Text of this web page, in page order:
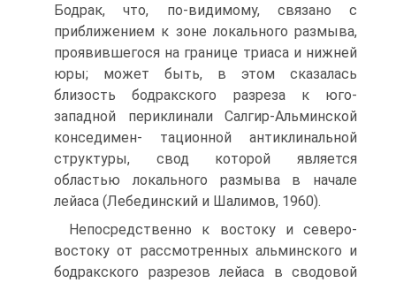
Бодрак, что, по-видимому, связано с
приближе­нием к зоне локального размыва,
проявившегося на границе триаса и нижней
юры; может быть, в этом сказалась
близость бодракского разреза к юго-
западной периклинали Салгир-Альминской
конседимен- тационной антиклинальной
структуры, свод которой является
областью локального размыва в начале
лейаса (Лебединский и Шалимов, 1960).
Непосредственно к востоку и северо-
востоку от рассмотренных альминского и
бодракского разрезов лейаса в сводовой